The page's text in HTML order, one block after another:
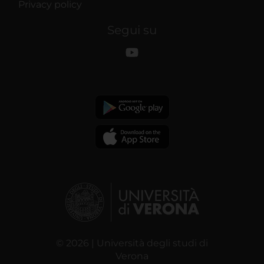
Privacy policy
Segui su
© 2026 | Università degli studi di
Verona